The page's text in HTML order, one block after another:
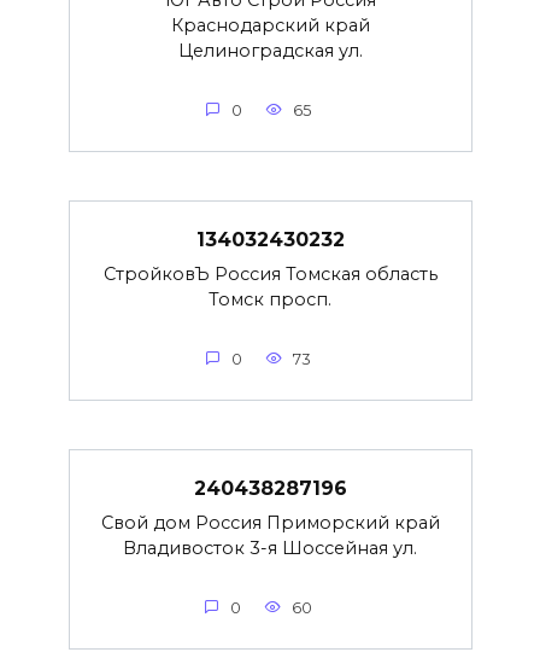
Краснодарский край
Целиноградская ул.
0 65
134032430232
СтройковЪ Россия Томская область
Томск просп.
0 73
240438287196
Свой дом Россия Приморский край
Владивосток 3-я Шоссейная ул.
0 60